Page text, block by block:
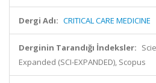
Dergi Adı: CRITICAL CARE MEDICINE
Derginin Tarandığı İndeksler:
Expanded (SCI-EXPANDED), Scopus